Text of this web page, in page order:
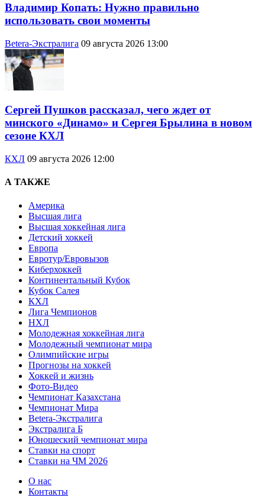
Владимир Копать: Нужно правильно
использовать свои моменты
Betera-Экстралига 09 августа 2026 13:00
Сергей Пушков рассказал, чего ждет от
минского «Динамо» и Сергея Брылина в новом
сезоне КХЛ
КХЛ 09 августа 2026 12:00
А ТАКЖЕ
Америка
Высшая лига
Высшая хоккейная лига
Детский хоккей
Европа
Евротур/Евровызов
Киберхоккей
Континентальный Кубок
Кубок Салея
КХЛ
Лига Чемпионов
НХЛ
Молодежная хоккейная лига
Молодежный чемпионат мира
Олимпийские игры
Прогнозы на хоккей
Хоккей и жизнь
Фото-Видео
Чемпионат Казахстана
Чемпионат Мира
Betera-Экстралига
Экстралига Б
Юношеский чемпионат мира
Ставки на спорт
Ставки на ЧМ 2026
О нас
Контакты